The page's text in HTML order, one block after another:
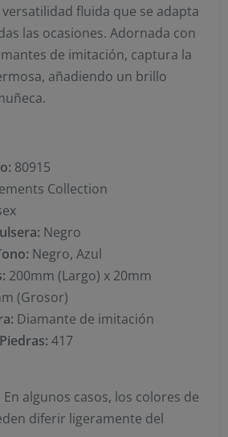
fluida que se adapta
las ocasiones. Adornada con
de imitación, captura la
añadiendo un brillo
80915
Collection
Negro
Negro, Azul
200mm (Largo) x 20mm
(Grosor)
Diamante de imitación
417
algunos casos, los colores de
diferir ligeramente del